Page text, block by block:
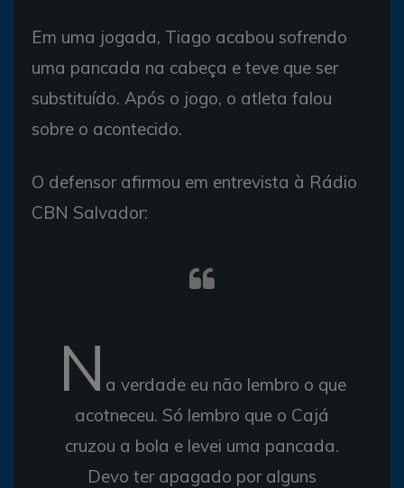
Em uma jogada, Tiago acabou sofrendo
uma pancada na cabeça e teve que ser
substituído. Após o jogo, o atleta falou
sobre o acontecido.
O defensor afirmou em entrevista à Rádio
CBN Salvador:
N a verdade eu não lembro o que
acotneceu. Só lembro que o Cajá
cruzou a bola e levei uma pancada.
Devo ter apagado por alguns